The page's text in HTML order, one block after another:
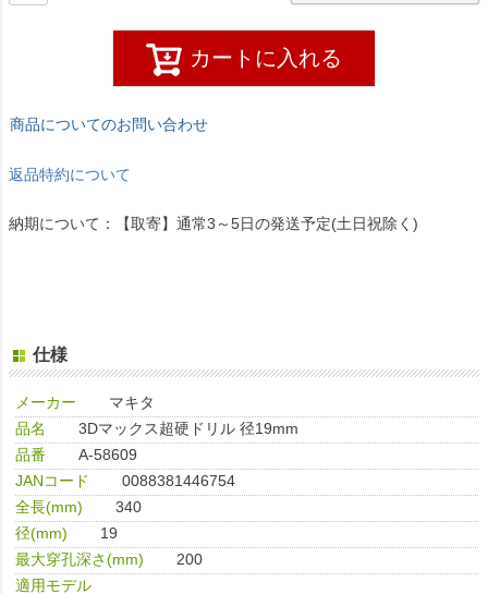
カートに入れる
商品についてのお問い合わせ
返品特約について
納期について：【取寄】通常3～5日の発送予定(土日祝除く)
仕様
メーカー
マキタ
品名
3Dマックス超硬ドリル 径19mm
品番
A-58609
JANコード
0088381446754
全長(mm)
340
径(mm)
19
最大穿孔深さ(mm)
200
適用モデル